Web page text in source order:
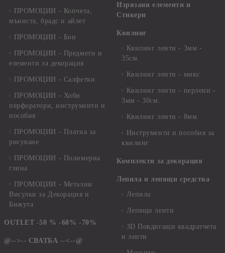
ПРОМОЦИИ - Копчета,
мъниста, брадс и айлет
ПРОМОЦИИ - Бои
ПРОМОЦИИ - Предмети и
елементи за декорация
ПРОМОЦИИ - Салфетки
ПРОМОЦИИ - Хоби
перфоратори, инструменти и
пособия
ПРОМОЦИИ - Платна за
рисуване
ПРОМОЦИИ - Полимерна
глина
ПРОМОЦИИ - Метални
Висулки за Декорация и
Бижута
OUTLET -50 % -60% -70%
@-->-- СВАТБА --<--@
Изрязани елементи и
Стикери
Квилинг
Квилинг ленти - 3мм -
35см.
Квилинг ленти - микс
Квилинг ленти - перлени -
3мм - 30см.
Квилинг ленти - 8мм
Инструменти и пособия за
квилинг
Комплекти за декорация
Лепила и лепящи средства
Лепила
Лепящи ленти
3D Повдигащи квадратчета
и ленти